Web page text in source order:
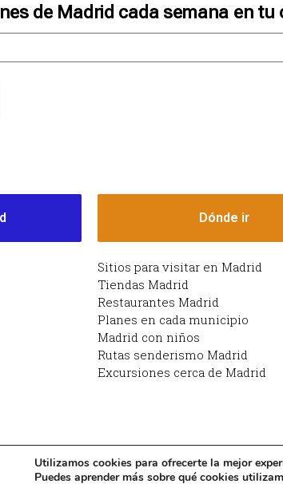
de Madrid cada semana en tu
Dónde ir
Sitios para visitar en Madrid
Tiendas Madrid
Restaurantes Madrid
Planes en cada municipio
Madrid con niños
Rutas senderismo Madrid
Excursiones cerca de Madrid
Madrid: qué hacer en Madrid |
Utilizamos cookies para ofrecerte la mejor
Puedes aprender más sobre qué cookies